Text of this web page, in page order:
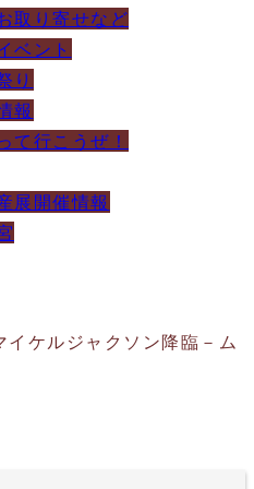
取り寄せなど
ベント
り
報
て行こうぜ！
展開催情報
ケルジャクソン降臨－ム